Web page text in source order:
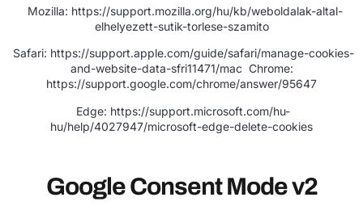
Mozilla: https://support.mozilla.org/hu/kb/weboldalak-altal-
elhelyezett-sutik-torlese-szamito
Safari: https://support.apple.com/guide/safari/manage-cookies-
and-website-data-sfri11471/mac Chrome:
https://support.google.com/chrome/answer/95647
Edge: https://support.microsoft.com/hu-
hu/help/4027947/microsoft-edge-delete-cookies
Google Consent Mode v2